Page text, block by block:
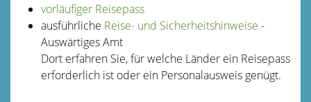
vorläufiger Reisepass
ausführliche Reise- und Sicherheitshinweise -
Auswärtiges Amt
Dort erfahren Sie, für welche Länder ein Reisepass
erforderlich ist oder ein Personalausweis genügt.